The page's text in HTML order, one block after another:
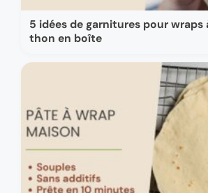
5 idées de garnitures pour wraps
thon en boîte